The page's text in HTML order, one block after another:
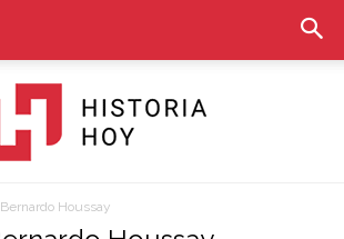
Historia
Bernardo Houssay